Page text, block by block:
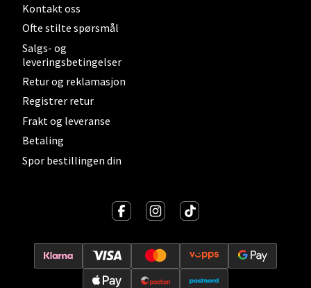
Kontakt oss
Ofte stilte spørsmål
Salgs- og
leveringsbetingelser
Retur og reklamasjon
Registrer retur
Frakt og leveranse
Betaling
Spor bestillingen din
Levanger - Magneten
Moafjæra 14, 7606 Levanger
Åpent i dag 10-20
Mandal - Alti Mandal
Skarvøyveien 55, 4517 Mandal
Åpent i dag 10-20